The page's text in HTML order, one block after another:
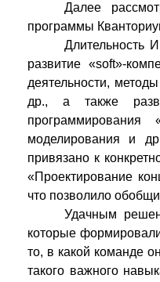
Далее
программы
Длительность
развитие «soft»-
деятельности,
др., а также
программирования
моделирования и
привязано к
«Проектирование
что позволило
Удачным
которые
то, в какой команде
такого важного